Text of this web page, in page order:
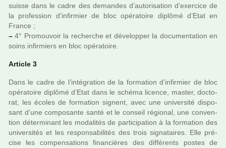
suisse dans le cadre des deman­des d’auto­ri­sa­tion d’exer­cice de
la pro­fes­sion d’infir­mier de bloc opé­ra­toire diplômé d’Etat en
France ;
– 4° Promouvoir la recher­che et déve­lop­per la docu­men­ta­tion en
soins infir­miers en bloc opé­ra­toire.
Article 3
Dans le cadre de l’inté­gra­tion de la for­ma­tion d’infir­mier de bloc
opé­ra­toire diplômé d’Etat dans le schéma licence, master, doc­to­
rat, les écoles de for­ma­tion signent, avec une uni­ver­sité dis­po­
sant d’une com­po­sante santé et le conseil régio­nal, une conven­
tion déter­mi­nant les moda­li­tés de par­ti­ci­pa­tion à la for­ma­tion des
uni­ver­si­tés et les res­pon­sa­bi­li­tés des trois signa­tai­res. Elle pré­
cise les com­pen­sa­tions finan­ciè­res des dif­fé­rents postes de